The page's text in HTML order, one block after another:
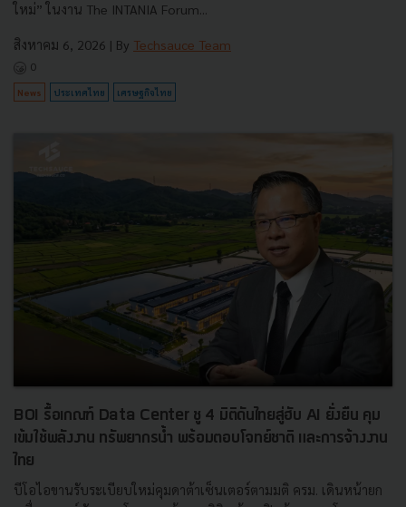
ใหม่” ในงาน The INTANIA Forum...
สิงหาคม 6, 2026 | By Techsauce Team
0
News ประเทศไทย เศรษฐกิจไทย
BOI รื้อเกณฑ์ Data Center ชู 4 มิติดันไทยสู่ฮับ AI ยั่งยืน คุม
เข้มใช้พลังงาน ทรัพยากรน้ำ พร้อมตอบโจทย์ชาติ และการจ้างงาน
ไทย
บีโอไอขานรับระเบียบใหม่คุมดาต้าเซ็นเตอร์ตามมติ ครม. เดินหน้ายก